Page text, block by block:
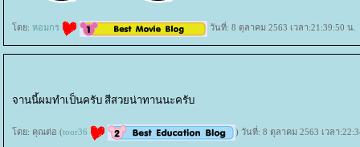
ดย: หอมกร วันที่: 8 ตุลาคม 2563 เวลา:21:39:50 น.
จานนี้ผมทำเป็นครับ สีสวยน่าทานนะครับ
ดย: คุณต่อ (toor36 ) วันที่: 8 ตุลาคม 2563 เวลา